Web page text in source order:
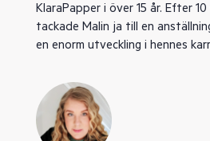
KlaraPapper i över 15 år. Efter
tackade Malin ja till en
en enorm utveckling i hennes